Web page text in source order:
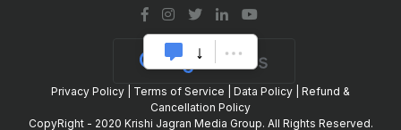
Privacy Policy Terms of Service Data Policy
Refund &
Cancellation Policy
CopyRight - 2020 Krishi Jagran Media Group. All Rights Reserved.